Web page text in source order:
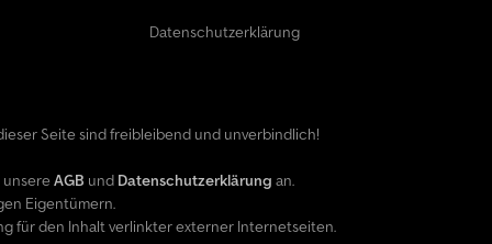
Datenschutzerklärung
Seite sind freibleibend und unverbindlich!
AGB und Datenschutzerklärung an.
Eigentümern.
für den Inhalt verlinkter externer Internetseiten.